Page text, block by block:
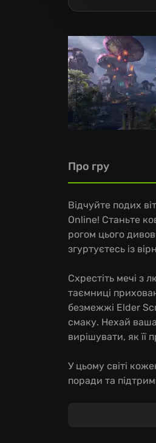
Про гру
Відчуйте подих
Online! Станьте
рогом цього
згуртуєтесь із
Схрестіть мечі з
таємниці
безмежжі Elder
смаку. Нехай ваша
вирішувати, як
У цьому світі
поради та
виборі шляху!